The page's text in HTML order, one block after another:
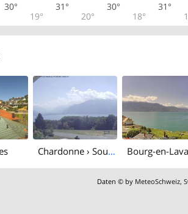
30°
19°
31°
20°
30°
18°
31°
Chardonne › South-east: Montreux - Valais
Daten © by MeteoSchweiz,